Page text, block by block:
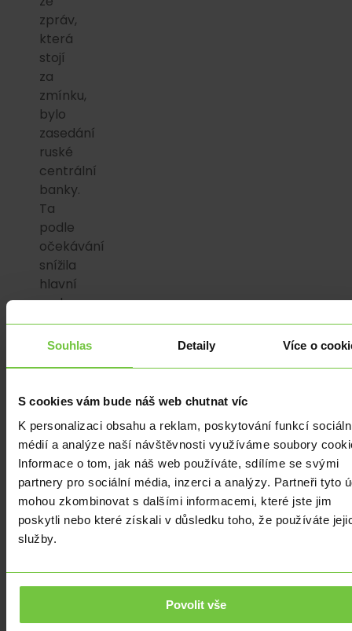
Souhlas Detaily Více o
S cookies vám bude náš web chutnat víc
K personalizaci obsahu a reklam, poskytování funkcí
médií a analýze naší návštěvnosti využíváme soubory
Informace o tom, jak náš web používáte, sdílíme se svými
partnery pro sociální média, inzerci a analýzy. Partneři tyto
mohou zkombinovat s dalšími informacemi, které jste jim
poskytli nebo které získali v důsledku toho, že používáte
služby.
Povolit vše
zpráv,
která
stojí
za
zmínku,
bylo
zasedání
ruské
centrální
banky.
Ta
podle
očekávání
snížila
hlavní
sazbu
ze
16,5
16
Dneškem
vstupujeme
do
předposledního
týdne
letošního
V
pracovních